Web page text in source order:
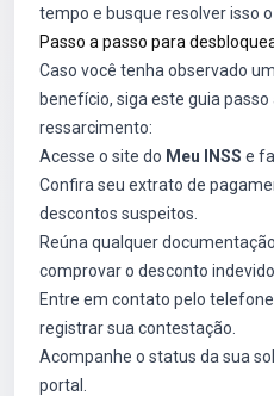
tempo e busque resolver isso
Passo a passo para
Caso você tenha observado
benefício, siga este guia
ressarcimento:
Acesse o site do Meu INSS e
Confira seu extrato de
descontos suspeitos.
Reúna qualquer
comprovar o desconto indevido.
Entre em contato pelo telefone
registrar sua contestação.
Acompanhe o status da sua
portal.